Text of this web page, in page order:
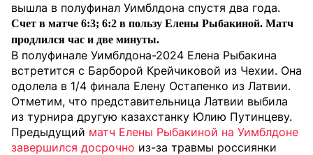
вышла в полуфинал Уимблдона спустя два года.
Счет в матче 6:3; 6:2 в пользу Елены Рыбакиной. Матч
продлился час и две минуты.
В полуфинале Уимблдона-2024 Елена Рыбакина
встретится с Барборой Крейчиковой из Чехии. Она
одолела в 1/4 финала Елену Остапенко из Латвии.
Отметим, что представительница Латвии выбила
из турнира другую казахстанку Юлию Путинцеву.
Предыдущий матч Елены Рыбакиной на Уимблдоне
завершился досрочно из-за травмы россиянки